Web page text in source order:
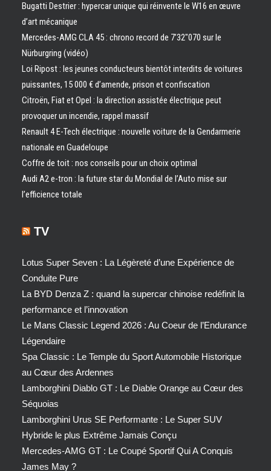
Bugatti Destrier : hypercar unique qui réinvente le W16 en œuvre
d’art mécanique
Mercedes-AMG CLA 45 : chrono record de 7’32″070 sur le
Nürburgring (vidéo)
Loi Ripost : les jeunes conducteurs bientôt interdits de voitures
puissantes, 15 000 € d’amende, prison et confiscation
Citroën, Fiat et Opel : la direction assistée électrique peut
provoquer un incendie, rappel massif
Renault 4 E-Tech électrique : nouvelle voiture de la Gendarmerie
nationale en Guadeloupe
Coffre de toit : nos conseils pour un choix optimal
Audi A2 e-tron : la future star du Mondial de l’Auto mise sur
l’efficience totale
TV
Lotus Super Seven : La Légèreté d’une Expérience de
Conduite Pure
La BYD Denza Z : quand la supercar chinoise redéfinit la
performance et l’innovation
Le Mans Classic Legend 2026 : Au Coeur de l’Endurance
Légendaire
Spa Classic : Le Temple du Sport Automobile Historique
au Cœur des Ardennes
Lamborghini Diablo GT : Le Diable Orange au Cœur des
Séquoias
Lamborghini Urus SE Performante : Le Super SUV
Hybride le plus Extrême Jamais Conçu
Mercedes-AMG GT : Le Coupé Sportif Qui A Conquis
James May ?